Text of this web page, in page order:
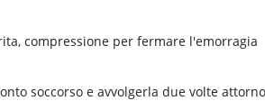
compressione per fermare l'emorragia
soccorso e avvolgerla due volte